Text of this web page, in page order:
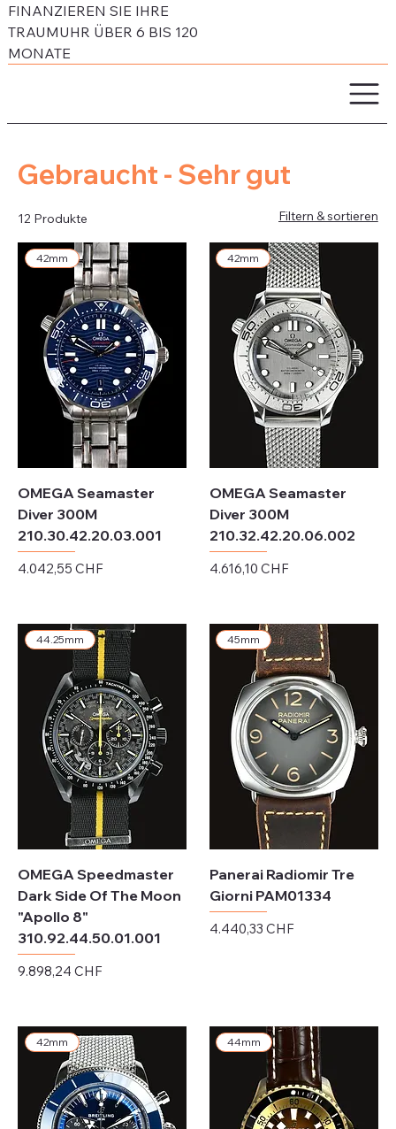
FINANZIEREN SIE IHRE
TRAUMUHR ÜBER 6 BIS 120
MONATE
Gebraucht - Sehr gut
12 Produkte Filtern & sortieren
42mm
OMEGA Seamaster
Diver 300M
210.30.42.20.03.001
Preis
4.042,55 CHF
42mm
OMEGA Seamaster
Diver 300M
210.32.42.20.06.002
Preis
4.616,10 CHF
44.25mm
OMEGA Speedmaster
Dark Side Of The Moon
"Apollo 8"
310.92.44.50.01.001
Preis
9.898,24 CHF
45mm
Panerai Radiomir Tre
Giorni PAM01334
Preis
4.440,33 CHF
42mm 44mm